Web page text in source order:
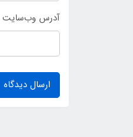
آدرس وب‌سایت
ارسال دیدگاه